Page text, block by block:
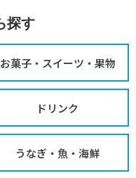
探す
お菓子・スイーツ・果物
ドリンク
うなぎ・魚・海鮮